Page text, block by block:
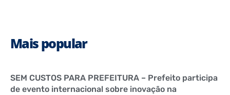
Mais popular
SEM CUSTOS PARA PREFEITURA – Prefeito participa
de evento internacional sobre inovação na